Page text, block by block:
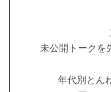
未公開トークを
年代別とん